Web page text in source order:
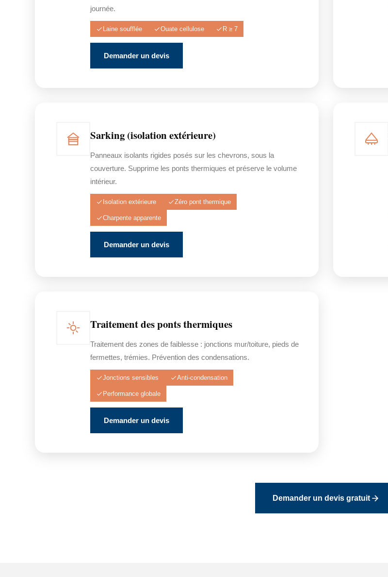
journée.
Laine soufflée Ouate cellulose R ≥ 7
Demander un devis
Sarking (isolation extérieure)
Panneaux isolants rigides posés sur les chevrons, sous la
couverture. Supprime les ponts thermiques et préserve le volume
intérieur.
Isolation extérieure Zéro pont thermique
Charpente apparente
Demander un devis
Traitement des ponts thermiques
Traitement des zones de faiblesse : jonctions mur/toiture, pieds de
fermettes, trémies. Prévention des condensations.
Jonctions sensibles Anti-condensation
Performance globale
Demander un devis
Demander un devis gratuit